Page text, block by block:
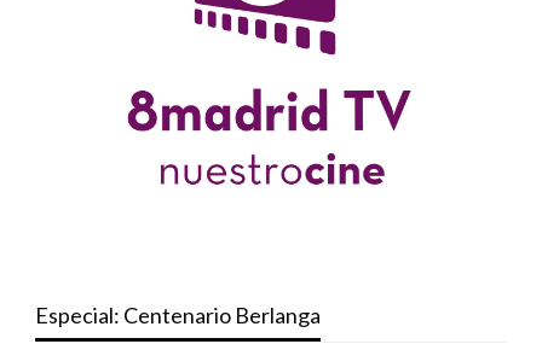
Especial: Centenario Berlanga